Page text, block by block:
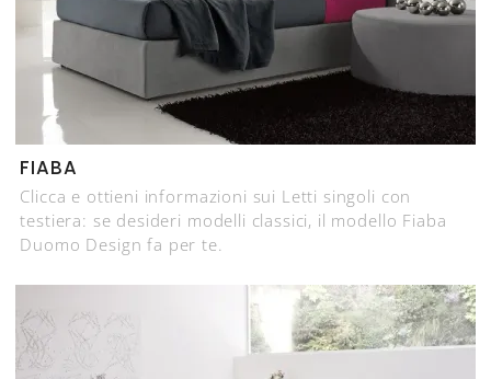
FIABA
Clicca e ottieni informazioni sui Letti singoli con
testiera: se desideri modelli classici, il modello Fiaba
Duomo Design fa per te.